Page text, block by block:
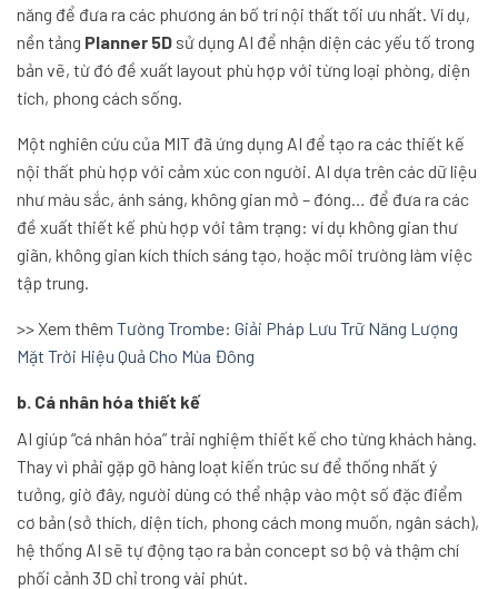
năng để đưa ra các phương án bố trí nội thất tối ưu nhất. Ví dụ,
nền tảng Planner 5D sử dụng AI để nhận diện các yếu tố trong
bản vẽ, từ đó đề xuất layout phù hợp với từng loại phòng, diện
tích, phong cách sống.
Một nghiên cứu của MIT đã ứng dụng AI để tạo ra các thiết kế
nội thất phù hợp với cảm xúc con người. AI dựa trên các dữ liệu
như màu sắc, ánh sáng, không gian mở – đóng… để đưa ra các
đề xuất thiết kế phù hợp với tâm trạng: ví dụ không gian thư
giãn, không gian kích thích sáng tạo, hoặc môi trường làm việc
tập trung.
>> Xem thêm Tường Trombe: Giải Pháp Lưu Trữ Năng Lượng
Mặt Trời Hiệu Quả Cho Mùa Đông
b. Cá nhân hóa thiết kế
AI giúp “cá nhân hóa” trải nghiệm thiết kế cho từng khách hàng.
Thay vì phải gặp gỡ hàng loạt kiến trúc sư để thống nhất ý
tưởng, giờ đây, người dùng có thể nhập vào một số đặc điểm
cơ bản (sở thích, diện tích, phong cách mong muốn, ngân sách),
hệ thống AI sẽ tự động tạo ra bản concept sơ bộ và thậm chí
phối cảnh 3D chỉ trong vài phút.